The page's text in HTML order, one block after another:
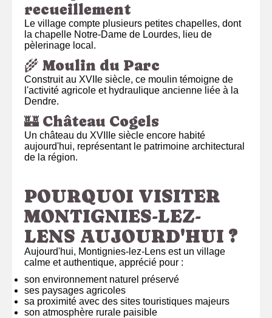
recueillement
Le village compte plusieurs petites chapelles, dont
la chapelle Notre-Dame de Lourdes, lieu de
pèlerinage local.
🌾 Moulin du Parc
Construit au XVIIe siècle, ce moulin témoigne de
l'activité agricole et hydraulique ancienne liée à la
Dendre.
🏰 Château Cogels
Un château du XVIIIe siècle encore habité
aujourd'hui, représentant le patrimoine architectural
de la région.
POURQUOI VISITER
MONTIGNIES-LEZ-
LENS AUJOURD'HUI ?
Aujourd'hui, Montignies-lez-Lens est un village
calme et authentique, apprécié pour :
son environnement naturel préservé
ses paysages agricoles
sa proximité avec des sites touristiques majeurs
son atmosphère rurale paisible